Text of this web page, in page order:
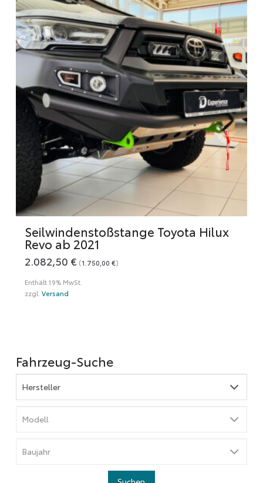
Seilwindenstoßstange Toyota Hilux
Revo ab 2021
2.082,50 € (1.750,00 €)
Enthält 19% MwSt.
zzgl. Versand
Fahrzeug-Suche